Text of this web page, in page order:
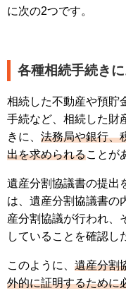
に次の2つです。
各種相続手続き
相続した不動産や預貯
手続など、相続した財
きに、 法務局や銀行、
出を求められることが
遺産分割協議書の提出
は、遺産分割協議書の
産分割協議が行われ、
していることを確認し
このように、 遺産分割
外的に証明するために